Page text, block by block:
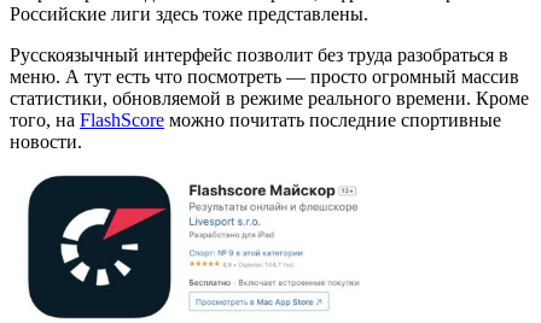
Российские лиги здесь тоже представлены.
Русскоязычный интерфейс позволит без труда разобраться в
меню. А тут есть что посмотреть — просто огромный массив
статистики, обновляемой в режиме реального времени. Кроме
того, на FlashScore можно почитать последние спортивные
новости.